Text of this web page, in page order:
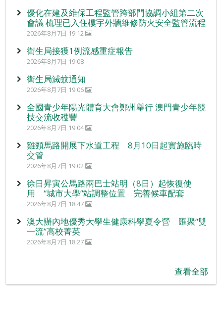
優化在建及維保工程監管跨部門協調小組第二次
會議 梳理已入住樓宇外牆維修防火安全監管流程
2026年8月7日 19:12
衛生局接獲1例流感重症報告
2026年8月7日 19:08
衛生局滅蚊通知
2026年8月7日 19:06
全國青少年陽光體育大會鄭州舉行 澳門青少年競
技交流收穫豐
2026年8月7日 19:04
雞頸馬路開展下水道工程 8月10日起實施臨時
交管
2026年8月7日 19:02
徐日昇寅公馬路兩巴士站明（8日）起恢復使
用 “城市大學”站調整位置 完善候車配套
2026年8月7日 18:47
澳大辦內地優秀大學生健康科學夏令營 匯聚“雙
一流”高校菁英
2026年8月7日 18:27
查看全部